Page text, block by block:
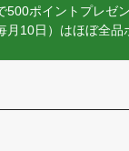
500ポイントプレゼ
月10日）はほぼ全品